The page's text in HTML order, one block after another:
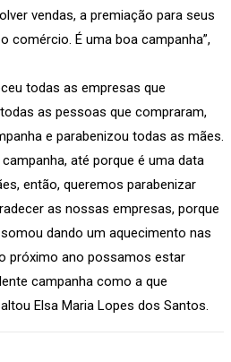
vendas, a premiação para seus
comércio. É uma boa campanha”,
todas as empresas que
as pessoas que compraram,
e parabenizou todas as mães.
até porque é uma data
então, queremos parabenizar
as nossas empresas, porque
dando um aquecimento nas
próximo ano possamos estar
campanha como a que
Elsa Maria Lopes dos Santos.